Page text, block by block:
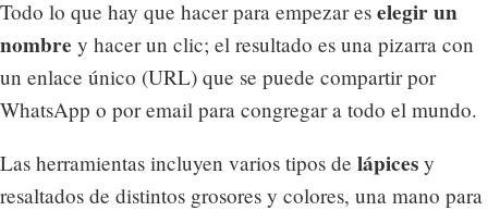
Todo lo que hay que hacer para empezar es elegir un
nombre y hacer un clic; el resultado es una pizarra con
un enlace único (URL) que se puede compartir por
WhatsApp o por email para congregar a todo el mundo.
Las herramientas incluyen varios tipos de lápices y
resaltados de distintos grosores y colores, una mano para